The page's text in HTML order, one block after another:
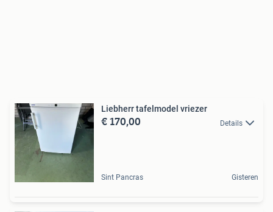
Liebherr tafelmodel vriezer
€ 170,00 Details
Sint Pancras Gisteren